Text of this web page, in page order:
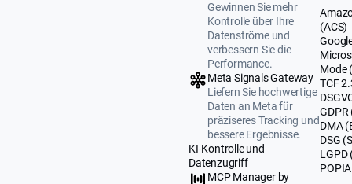
Gewinnen Sie mehr
Kontrolle über Ihre
Datenströme und
verbessern Sie die
Performance.
Meta Signals Gateway
Liefern Sie hochwertige
Daten an Meta für
präziseres Tracking und
bessere Ergebnisse.
KI-Kontrolle und
Datenzugriff
MCP Manager by
(ACS)
Mode
TCF
GDPR
DMA
DSG
LGPD